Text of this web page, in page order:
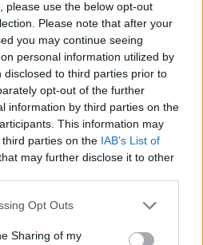
please use the below opt-out
Please note that after your
you may continue seeing
personal information utilized by
to third parties prior to
opt-out of the further
information by third parties on the
This information may
parties on the IAB’s List of
may further disclose it to other
app uses one or more Google
behaviour. You may click to
Opt Outs
Sharing of my
γιατρό»
81
Αυγούστου
γέννησε